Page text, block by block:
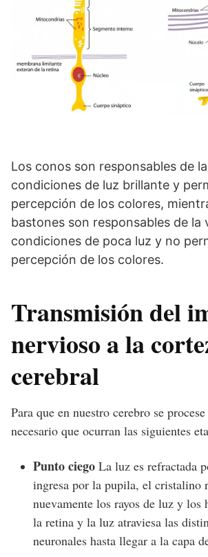
Los conos son responsables de
condiciones de luz brillante y
percepción de los colores,
bastones son responsables de la
condiciones de poca luz y no
percepción de los colores.
Transmisión del
nervioso a la
cerebral
Para que en nuestro cerebro se
necesario que ocurran las siguientes
Punto ciego La luz es refractada
ingresa por la pupila, el cristalino
nuevamente los rayos de luz y los
la retina y la luz atraviesa las
neuronales hasta llegar a la capa